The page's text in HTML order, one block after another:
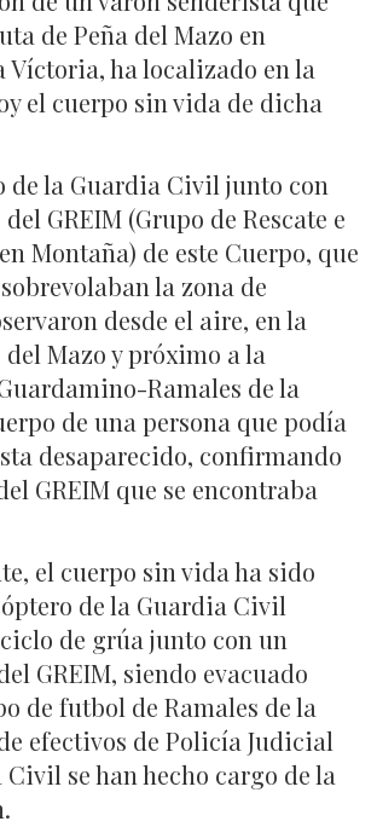
de Peña del Mazo en
Víctoria, ha localizado en la
el cuerpo sin vida de dicha
de la Guardia Civil junto con
GREIM (Grupo de Rescate e
Montaña) de este Cuerpo, que
la zona de
desde el aire, en la
Mazo y próximo a la
Ramales de la
de una persona que podía
desaparecido, confirmando
GREIM que se encontraba
el cuerpo sin vida ha sido
de la Guardia Civil
de grúa junto con un
GREIM, siendo evacuado
de futbol de Ramales de la
efectivos de Policía Judicial
se han hecho cargo de la